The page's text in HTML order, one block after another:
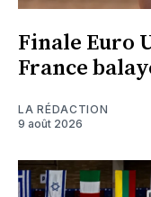
Finale Euro
France
LA RÉDACTION
9 août 2026